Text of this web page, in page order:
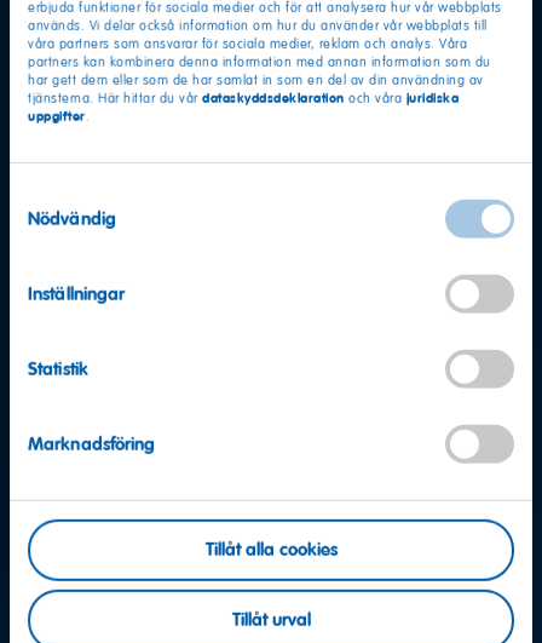
erbjuda funktioner för sociala medier och för att analysera hur vår webbplats
används. Vi delar också information om hur du använder vår webbplats till
våra partners som ansvarar för sociala medier, reklam och analys. Våra
partners kan kombinera denna information med annan information som du
har gett dem eller som de har samlat in som en del av din användning av
tjänsterna. Här hittar du vår dataskyddsdeklaration och våra juridiska
uppgifter.
Nödvändig
Inställningar
Statistik
Marknadsföring
Tillåt alla cookies
Tillåt urval
Fler frågor?
Vi hjälper gärna till